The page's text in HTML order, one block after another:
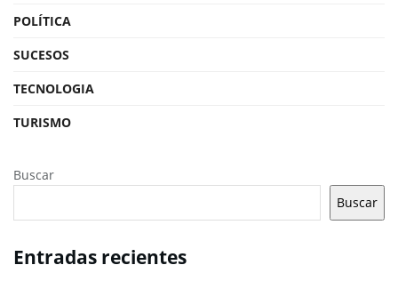
POLÍTICA
SUCESOS
TECNOLOGIA
TURISMO
Buscar
Buscar
Entradas recientes